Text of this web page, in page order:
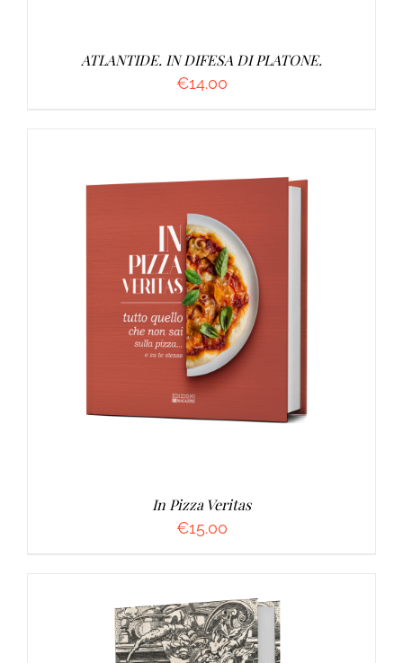
ATLANTIDE. IN DIFESA DI PLATONE.
€14.00
AGGIUNGI AL CARRELLO /
In Pizza Veritas
€15.00